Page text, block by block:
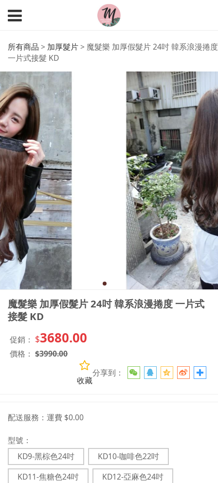
魔髮樂 加厚假髮片 24吋
韓系浪漫捲度 一片式接
髮 KD
所有商品 > 加厚髮片> 魔髮樂 加厚假髮片 24吋 韓系浪漫捲度
一片式接髮 KD
魔髮樂 加厚假髮片 24吋 韓系浪漫捲度 一片式
接髮 KD
促銷： $3680.00
價格：$3990.00
分享到：
收藏
配送服務： 運費 $0.00
型號：
KD9-黑棕色24吋
KD10-咖啡色22吋
KD11-焦糖色24吋
KD12-亞麻色24吋